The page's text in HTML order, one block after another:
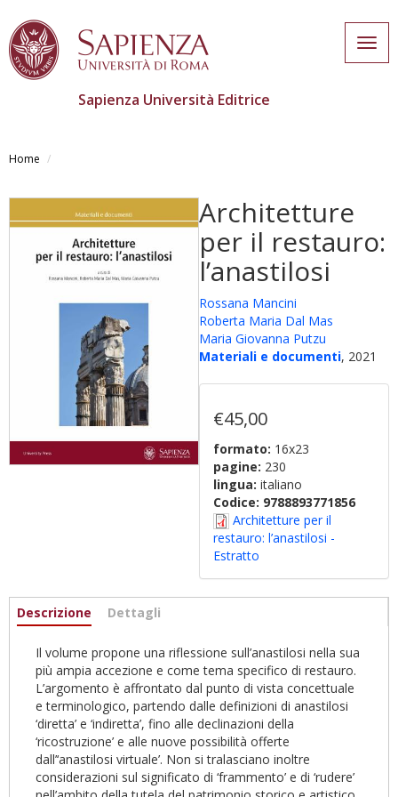
contenuto
Sapienza Università Editrice
Home
Architetture
per il restauro:
l’anastilosi
Rossana Mancini
Roberta Maria Dal Mas
Maria Giovanna Putzu
Materiali e documenti, 2021
€45,00
formato: 16x23
pagine: 230
lingua: italiano
Codice: 9788893771856
Architetture per il
restauro: l’anastilosi -
Estratto
Informazioni
Descrizione (scheda
Dettagli
Il volume propone una riflessione sull’anastilosi nella sua
più ampia accezione e come tema specifico di restauro.
L’argomento è affrontato dal punto di vista concettuale
e terminologico, partendo dalle definizioni di anastilosi
‘diretta’ e ‘indiretta’, fino alle declinazioni della
‘ricostruzione’ e alle nuove possibilità offerte
dall’‘anastilosi virtuale’. Non si tralasciano inoltre
considerazioni sul significato di ‘frammento’ e di ‘rudere’